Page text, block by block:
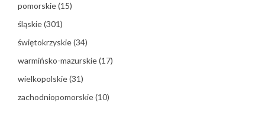
pomorskie(15)
śląskie(301)
świętokrzyskie(34)
warmińsko-mazurskie(17)
wielkopolskie(31)
zachodniopomorskie(10)